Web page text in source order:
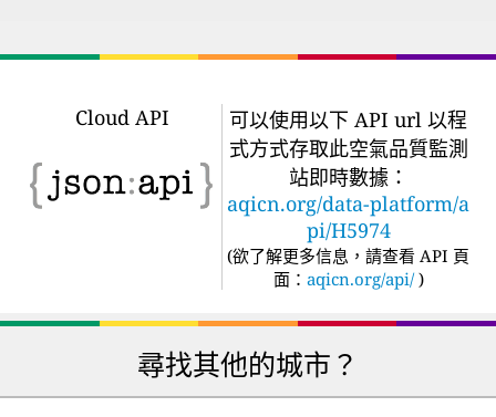
Cloud API
可以使用以下 API url 以程
式方式存取此空氣品質監測
站即時數據：
aqicn.org/data-platform/a
pi/H5974
(欲了解更多信息，請查看 API 頁
面： aqicn.org/api/ )
尋找其他的城市？